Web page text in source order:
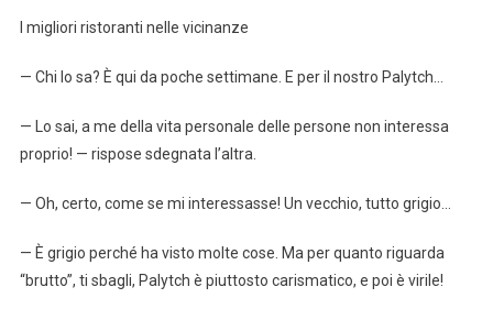
I migliori ristoranti nelle vicinanze
— Chi lo sa? È qui da poche settimane. E per il nostro Palytch…
— Lo sai, a me della vita personale delle persone non interessa
proprio! — rispose sdegnata l’altra.
— Oh, certo, come se mi interessasse! Un vecchio, tutto grigio…
— È grigio perché ha visto molte cose. Ma per quanto riguarda
“brutto”, ti sbagli, Palytch è piuttosto carismatico, e poi è virile!